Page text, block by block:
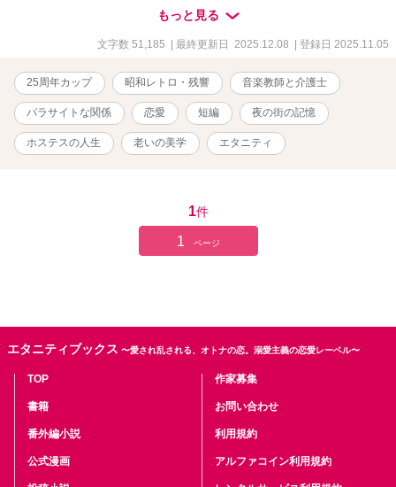
崩壊。介護士を辞め、ホステスとして生きる道を選ぶ。 打算と依
存、偽善と欲望に満ちた二人の人生は、それぞれの終着点へと向か
っていく。 『身の丈に合った幸福』とは何か――それを問いかける
た （第2章 あらすじ） あれから四半世紀が経った。関東の地方都
市にあるクラブ「ファーストクラス」で働く圭子は、52歳。かつて
はバブルの残り香を纏い、店のNO.1として君臨していたが、今は
『賞味期限切れ』を自認しながらも夜の街に立ち続けている。炭酸
泉に癒され、若いスタッフとの衝突や別れを経験しながら、彼女は
過去の恋、母との記憶、老後の不安と向き合っていく。 ある日、若
した本音の会話が交わされ、店の閉店が決まった時、圭子は『終わ
り』を受け入れる覚悟を決める。 最後の夜、常連客たちとグラスを
交わし、感謝を伝えた圭子は、自分の人生をノートに綴り始める。
それは、誰かに読まれるかもしれない『物語』として。泡のように
もっと見る
文字数 51,185 | 最終更新日 2025.12.08 | 登録日 2025.11.05
25周年カップ 昭和レトロ・残響 音楽教師と介護士
パラサイトな関係 恋愛 短編 夜の街の記憶
ホステスの人生 老いの美学 エタニティ
1件
1 ページ
エタニティブックス 〜愛され乱される、オトナの恋。溺愛主義の恋愛レーベル〜
TOP
書籍
番外編小説
公式漫画
作家募集
お問い合わせ
利用規約
アルファコイン利用規約